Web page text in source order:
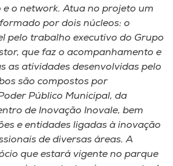
o network. Atua no projeto um
por dois núcleos: o
pelo trabalho executivo do Grupo
que faz o acompanhamento e
as atividades desenvolvidas pelo
são compostos por
Público Municipal, da
de Inovação Inovale, bem
e entidades ligadas à inovação
de diversas áreas. A
que estará vigente no parque